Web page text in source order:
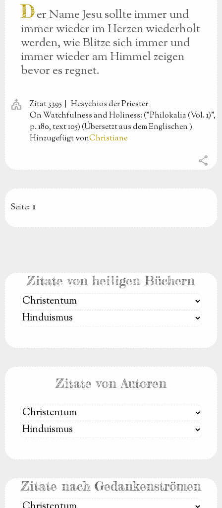
Der Name Jesu sollte immer und
immer wieder im Herzen wiederholt
werden, wie Blitze sich immer und
immer wieder am Himmel zeigen
bevor es regnet.
church Zitat 3395 |
Hesychios der Priester
On Watchfulness and Holiness: ("Philokalia (Vol. 1)",
p. 180, text 105) (Übersetzt aus dem Englischen)
Hinzugefügt vonChristiane
share
Seite: 1
Zitate von heiligen Büchern
Zitate von Autoren
Zitate nach Gedankenströmen